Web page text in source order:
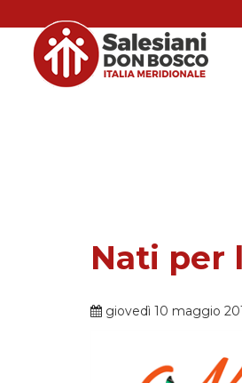
Nati per
giovedì 10 maggio